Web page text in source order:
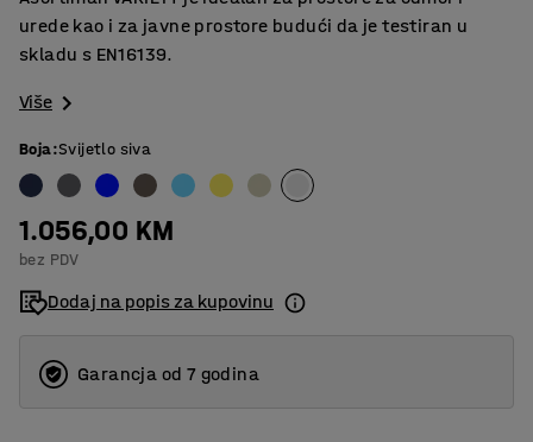
urede kao i za javne prostore budući da je testiran u
skladu s EN16139.
Više
Boja:Svijetlo siva
1.056,00 KM
bez PDV
Dodaj na popis za kupovinu
Garancja od 7 godina